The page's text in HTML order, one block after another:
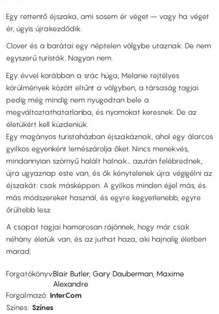
Egy rettentő éjszaka, ami sosem ér véget – vagy ha véget
ér, úgyis újrakezdődik.
Clover és a barátai egy néptelen völgybe utaznak. De nem
egyszerű turisták. Nagyon nem.
Egy évvel korábban a srác húga, Melanie rejtélyes
körülmények között eltűnt a völgyben, a társaság tagjai
pedig még mindig nem nyugodtan bele a
megváltoztathatatlanba, és nyomokat keresnek. De az
életükért kell küzdeniük.
Egy magányos turistaházban éjszakáznak, ahol egy álarcos
gyilkos egyenként lemészárolja őket. Nincs menekvés,
mindannyian szörnyű halált halnak… azután felébrednek,
újra ugyaznap este van, és ők kénytelenek újra végigélni az
éjszakát: csak másképpen. A gyilkos minden éjjel más, és
más módszereket használ, és egyre kegyetlenebb, egyre
őrültebb lesz.
A csapat tagjai hamarosan rájönnek, hogy már csak
néhány életük van, és az juthat haza, aki hajnalig életben
marad.
ForgatókönyvBlair Butler, Gary Dauberman, Maxime
Alexandre
Forgalmazó InterCom
Színes Színes